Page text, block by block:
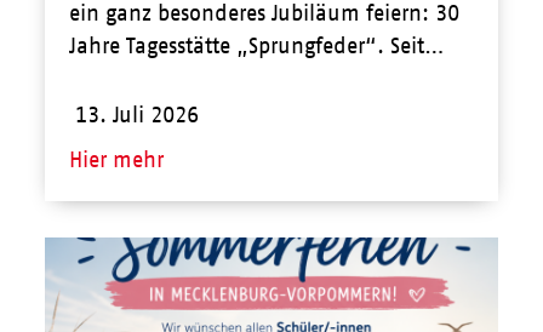
ein ganz besonderes Jubiläum feiern: 30
Jahre Tagesstätte „Sprungfeder“. Seit…
13. Juli 2026
Hier mehr